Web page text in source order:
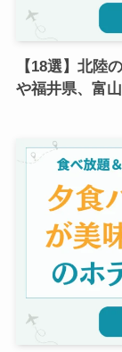
【18選】北陸
や福井県、富